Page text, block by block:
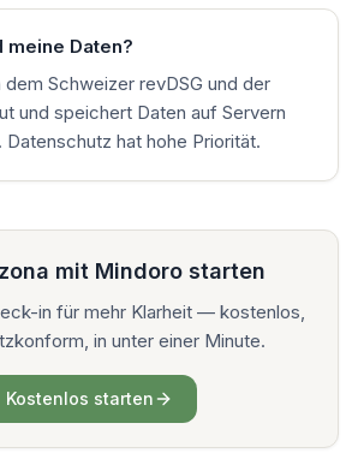
meine Daten?
Schweizer revDSG und der
und speichert Daten auf Servern
Datenschutz hat hohe Priorität.
mit Mindoro starten
in für mehr Klarheit — kostenlos,
in unter einer Minute.
Kostenlos starten